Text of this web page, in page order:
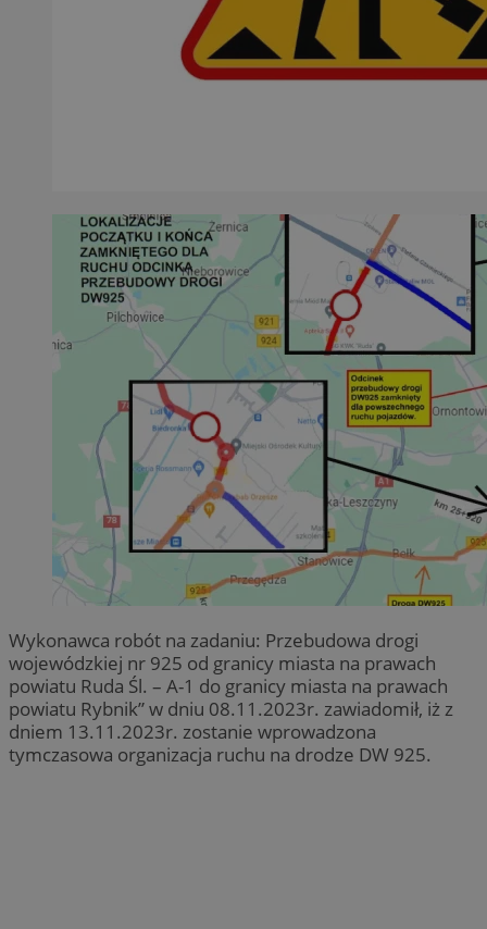
Wykonawca robót na zadaniu: Przebudowa drogi
wojewódzkiej nr 925 od granicy miasta na prawach
powiatu Ruda Śl. – A-1 do granicy miasta na prawach
powiatu Rybnik” w dniu 08.11.2023r. zawiadomił, iż z
dniem 13.11.2023r. zostanie wprowadzona
tymczasowa organizacja ruchu na drodze DW 925.